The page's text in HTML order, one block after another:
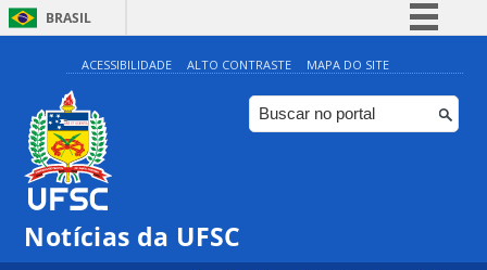
BRASIL
Simplifique!
Comunica BR
Participe
ACESSIBILIDADE ALTO CONTRASTE MAPA DO SITE
Notícias da UFSC